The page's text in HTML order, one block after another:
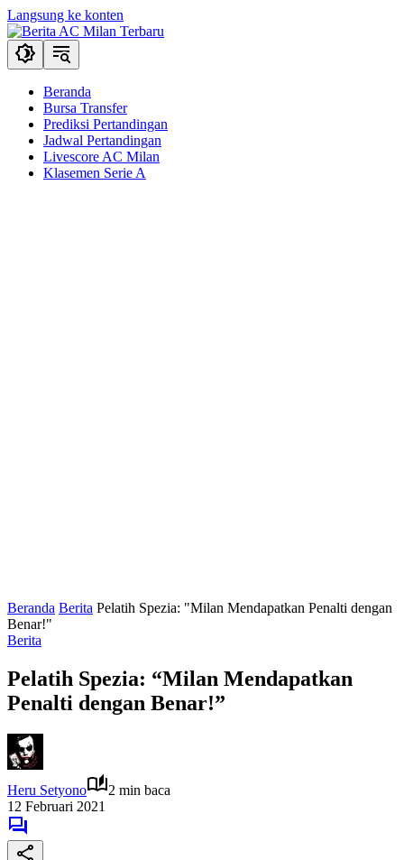
Langsung ke konten
Beranda
Bursa Transfer
Prediksi Pertandingan
Jadwal Pertandingan
Livescore AC Milan
Klasemen Serie A
Beranda Berita Pelatih Spezia: "Milan Mendapatkan Penalti dengan
Benar!"
Berita
Pelatih Spezia: “Milan Mendapatkan
Penalti dengan Benar!”
Heru Setyono
2 min baca
12 Februari 2021